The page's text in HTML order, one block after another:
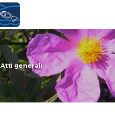
Atti generali
You are here: